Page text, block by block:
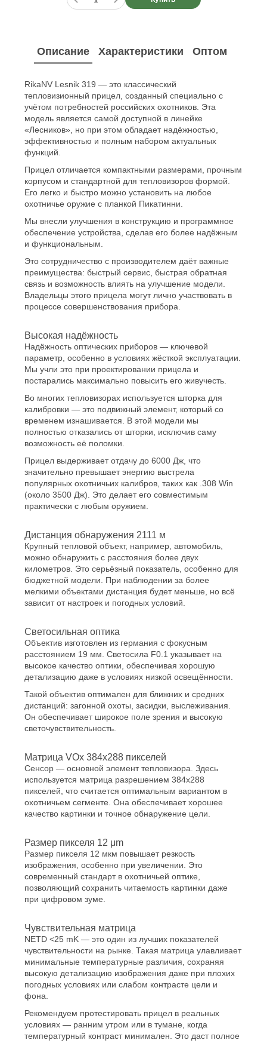
Описание Характеристики Оптом
RikaNV Lesnik 319 — это классический
тепловизионный прицел, созданный специально с
учётом потребностей российских охотников. Эта
модель является самой доступной в линейке
«Лесников», но при этом обладает надёжностью,
эффективностью и полным набором актуальных
функций.
Прицел отличается компактными размерами, прочным
корпусом и стандартной для тепловизоров формой.
Его легко и быстро можно установить на любое
охотничье оружие с планкой Пикатинни.
Мы внесли улучшения в конструкцию и программное
обеспечение устройства, сделав его более надёжным
и функциональным.
Это сотрудничество с производителем даёт важные
преимущества: быстрый сервис, быстрая обратная
связь и возможность влиять на улучшение модели.
Владельцы этого прицела могут лично участвовать в
процессе совершенствования прибора.
Высокая надёжность
Надёжность оптических приборов — ключевой
параметр, особенно в условиях жёсткой эксплуатации.
Мы учли это при проектировании прицела и
постарались максимально повысить его живучесть.
Во многих тепловизорах используется шторка для
калибровки — это подвижный элемент, который со
временем изнашивается. В этой модели мы
полностью отказались от шторки, исключив саму
возможность её поломки.
Прицел выдерживает отдачу до 6000 Дж, что
значительно превышает энергию выстрела
популярных охотничьих калибров, таких как .308 Win
(около 3500 Дж). Это делает его совместимым
практически с любым оружием.
Дистанция обнаружения 2111 м
Крупный тепловой объект, например, автомобиль,
можно обнаружить с расстояния более двух
километров. Это серьёзный показатель, особенно для
бюджетной модели. При наблюдении за более
мелкими объектами дистанция будет меньше, но всё
зависит от настроек и погодных условий.
Светосильная оптика
Объектив изготовлен из германия с фокусным
расстоянием 19 мм. Светосила F0.1 указывает на
высокое качество оптики, обеспечивая хорошую
детализацию даже в условиях низкой освещённости.
Такой объектив оптимален для ближних и средних
дистанций: загонной охоты, засидки, выслеживания.
Он обеспечивает широкое поле зрения и высокую
светочувствительность.
Матрица VOx 384x288 пикселей
Сенсор — основной элемент тепловизора. Здесь
используется матрица разрешением 384x288
пикселей, что считается оптимальным вариантом в
охотничьем сегменте. Она обеспечивает хорошее
качество картинки и точное обнаружение цели.
Размер пикселя 12 μm
Размер пикселя 12 мкм повышает резкость
изображения, особенно при увеличении. Это
современный стандарт в охотничьей оптике,
позволяющий сохранить читаемость картинки даже
при цифровом зуме.
Чувствительная матрица
NETD <25 mK — это один из лучших показателей
чувствительности на рынке. Такая матрица улавливает
минимальные температурные различия, сохраняя
высокую детализацию изображения даже при плохих
погодных условиях или слабом контрасте цели и
фона.
Рекомендуем протестировать прицел в реальных
условиях — ранним утром или в тумане, когда
температурный контраст минимален. Это даст полное